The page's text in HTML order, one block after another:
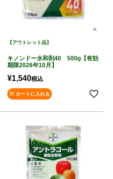
【アウトレット品】
キノンドー水和剤40 500g【有効
期限2026年10月】
¥1,540税込
カートに入れる